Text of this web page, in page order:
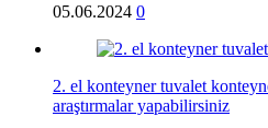
05.06.2024 0
2. el konteyner tuvalet
araştırmalar yapabilirsiniz